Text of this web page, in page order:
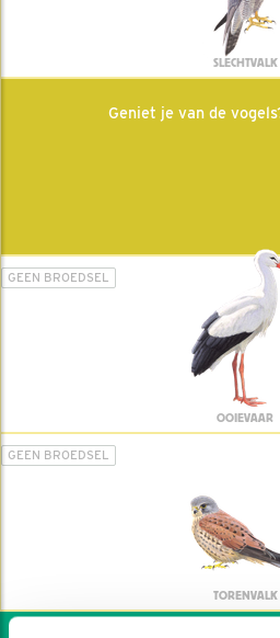
SLECHTVALK
Geniet je van de
GEEN BROEDSEL
OOIEVAAR
GEEN BROEDSEL
TORENVALK